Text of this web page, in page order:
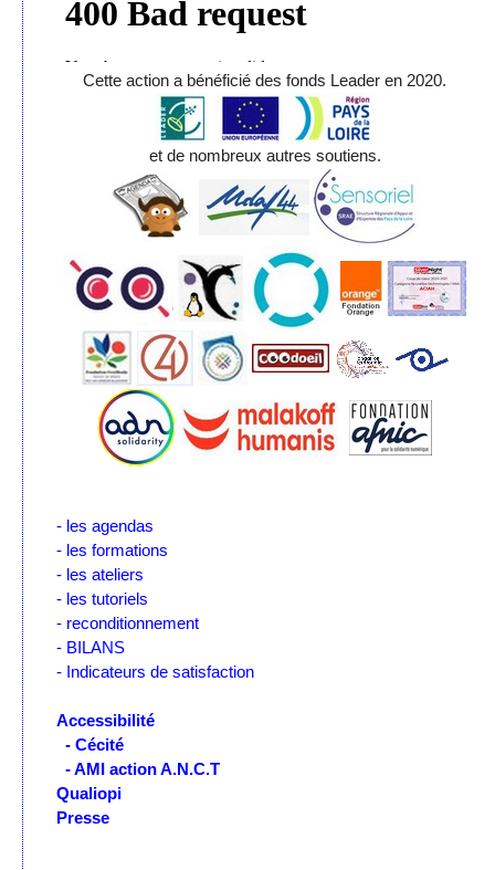
Cette action a bénéficié des fonds Leader en 2020.
et de nombreux autres soutiens.
- les agendas
- les formations
- les ateliers
- les tutoriels
- reconditionnement
- BILANS
- Indicateurs de satisfaction
Accessibilité
- Cécité
- AMI action A.N.C.T
Qualiopi
Presse